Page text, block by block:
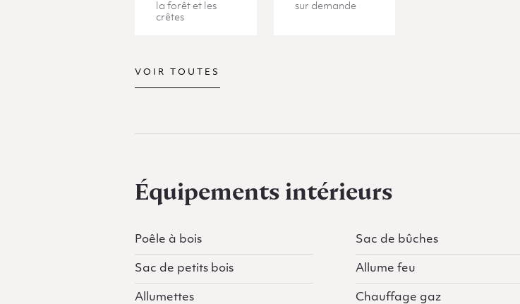
la forêt et les
crêtes
sur demande
VOIR TOUTES
Équipements intérieurs
Poêle à bois Sac de bûches
Sac de petits bois Allume feu
Allumettes Chauffage gaz